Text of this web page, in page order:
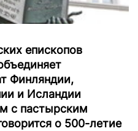
епископов
Финляндии,
и Исландии
с пастырским
о 500-летие